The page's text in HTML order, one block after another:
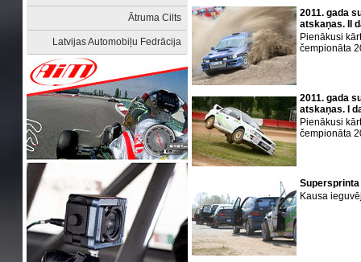
Ātruma Cilts
Latvijas Automobiļu Fedrācija
2011. gada
atskaņas. II
Pienākusi
čempionāta
2011. gada
atskaņas. I
Pienākusi
čempionāta
Kausa